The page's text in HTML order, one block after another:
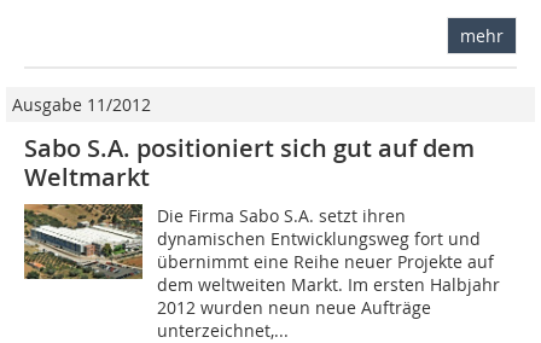
mehr
Ausgabe 11/2012
Sabo S.A. positioniert sich gut auf dem
Weltmarkt
Die Firma Sabo S.A. setzt ihren
dynamischen Entwicklungsweg fort und
übernimmt eine Reihe neuer Projekte auf
dem weltweiten Markt. Im ersten Halbjahr
2012 wurden neun neue Aufträge
unterzeichnet,...